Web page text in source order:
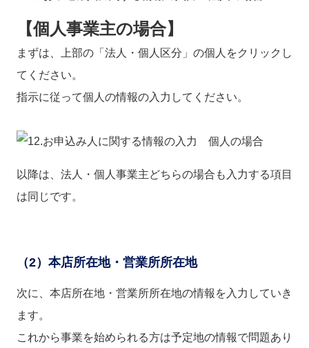
【個人事業主の場合】
まずは、上部の「法人・個人区分」の個人をクリックし
てください。
指示に従って個人の情報の入力してください。
以降は、法人・個人事業主どちらの場合も入力する項目
は同じです。
（2）本店所在地・営業所所在地
次に、本店所在地・営業所所在地の情報を入力していき
ます。
これから事業を始められる方は予定地の情報で問題あり